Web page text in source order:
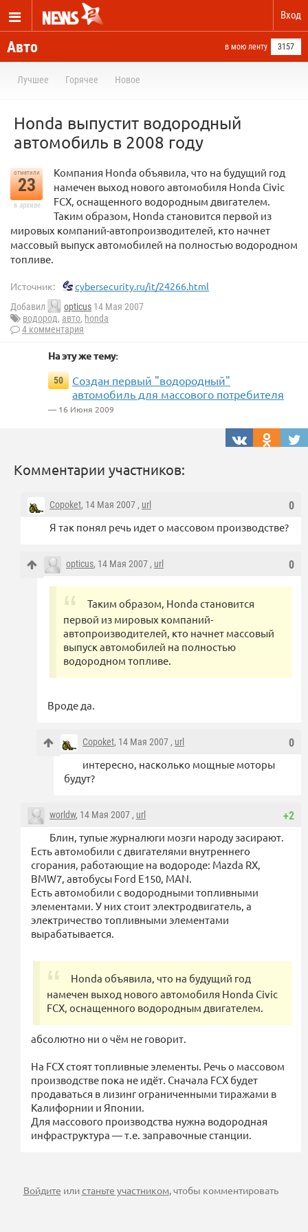
Вход
Авто в мою ленту 3157
Лучшее Горячее Новое
Honda выпустит водородный
автомобиль в 2008 году
отметили
23
в архиве
Компания Honda объявила, что на будущий год
намечен выход нового автомобиля Honda Civic
FCX, оснащенного водородным двигателем.
Таким образом, Honda становится первой из
мировых компаний-автопроизводителей, кто начнет
массовый выпуск автомобилей на полностью водородном
топливе.
Источник: cybersecurity.ru/it/24266.html
Добавил opticus 14 Мая 2007
водород, авто, honda
4 комментария
На эту же тему:
50
Создан первый "водородный"
автомобиль для массового потребителя
— 16 Июня 2009
Комментарии участников:
0
Copoket, 14 Мая 2007 , url
Я так понял речь идет о массовом производстве?
0
opticus, 14 Мая 2007 , url
Таким образом, Honda становится
первой из мировых компаний-
автопроизводителей, кто начнет массовый
выпуск автомобилей на полностью
водородном топливе.
Вроде да.
0
Copoket, 14 Мая 2007 , url
интересно, насколько мощные моторы
будут?
+2
worldw, 14 Мая 2007 , url
Блин, тупые журналюги мозги народу засирают.
Есть автомобили с двигателями внутреннего
сгорания, работающие на водороде: Mazda RX,
BMW7, автобусы Ford E150, MAN.
Есть автомобили с водородными топливными
элементами. У них стоит электродвигатель, а
электричество топливными элементами
вырабатывается.
Honda объявила, что на будущий год
намечен выход нового автомобиля Honda Civic
FCX, оснащенного водородным двигателем.
абсолютно ни о чём не говорит.
На FCX стоят топливные элементы. Речь о массовом
производстве пока не идёт. Сначала FCX будет
продаваться в лизинг ограниченными тиражами в
Калифорнии и Японии.
Для массового производства нужна водородная
инфраструктура — т.е. заправочные станции.
Войдите илистаньте участником, чтобы комментировать